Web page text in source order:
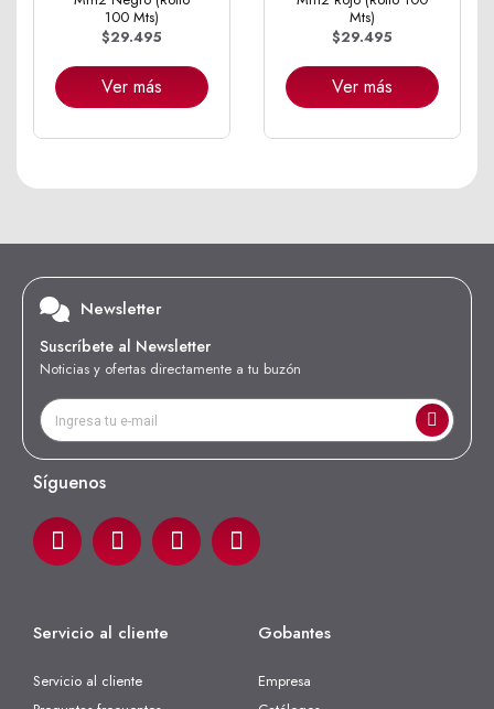
100 Mts)
$29.495
Ver más
Mts)
$29.495
Ver más
Newsletter
Suscríbete al Newsletter
Noticias y ofertas directamente a tu buzón
Síguenos
Servicio al cliente
Servicio al cliente
Gobantes
Empresa